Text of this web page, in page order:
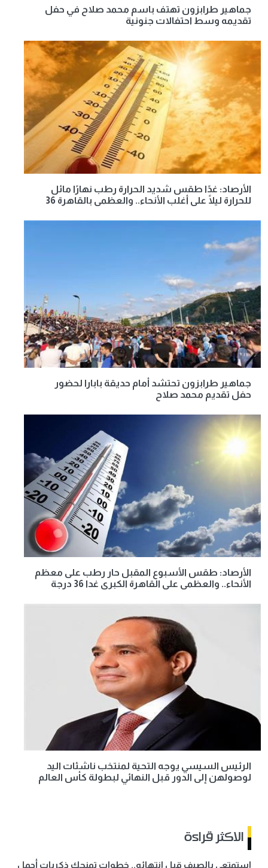
جماهير طرابزون تهتف باسم محمد صلاح في حفل
تقديمه وسط احتفالات جنونية
الأرصاد: غدًا طقس شديد الحرارة رطب نهارًا مائل
للحرارة ليلًا على أغلب الأنحاء.. والعظمى بالقاهرة 36
جماهير طرابزون تحتشد أمام حديقة بابارا لحضور
حفل تقديم محمد صلاح
الأرصاد: طقس الأسبوع المقبل حار رطب على معظم
الأنحاء.. والعظمى على القاهرة الكبرى غدا 36 درجة
الرئيس السيسي يوجه التحية لمنتخب ناشئات اليد
لوصولهن إلى الدور قبل النهائي لبطولة كأس العالم
الاكثر قراءة
استمتعي بالصيف قبل انتهائه.. خطوات تمنحك ذكريات أجمل